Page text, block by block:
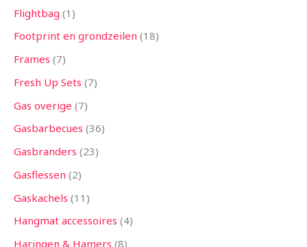
Flightbag 1
Footprint en grondzeilen 18
Frames 7
Fresh Up Sets 7
Gas overige 7
Gasbarbecues 36
Gasbranders 23
Gasflessen 2
Gaskachels 11
Hangmat accessoires 4
Haringen & Hamers 8